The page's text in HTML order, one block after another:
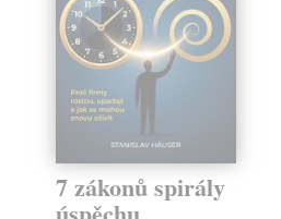
7 zákonů spirály